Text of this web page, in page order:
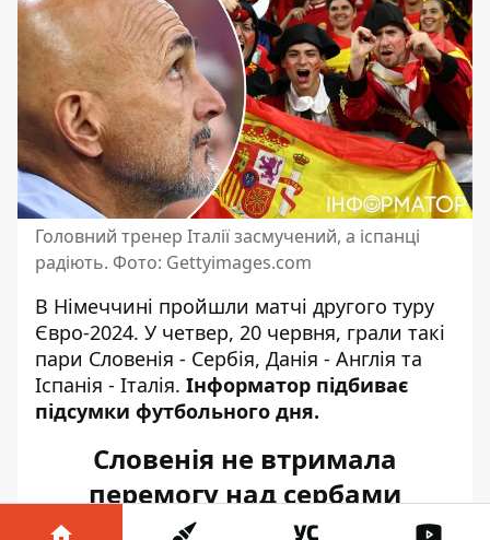
Головний тренер Італії засмучений, а іспанці
радіють. Фото: Gettyimages.com
В Німеччині пройшли матчі другого туру
Євро-2024. У четвер, 20 червня, грали такі
пари Словенія - Сербія, Данія - Англія та
Іспанія - Італія. Інформатор підбиває
підсумки футбольного дня.
Словенія не втримала
перемогу над сербами